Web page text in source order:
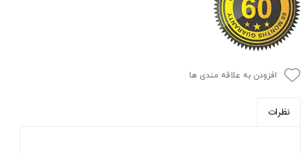
افزودن به علاقه مندی ها
نظرات